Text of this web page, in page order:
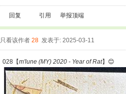
回复 引用 举报顶端
只看该作者 28 发表于: 2025-03-11
028【m'lune (MY) 2020 - Year of Rat】😊